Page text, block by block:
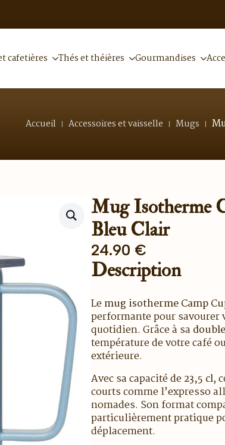
cafetières Thés et théières Gourmandises
Accueil Accessoires et vaisselle Mugs
Mug Isotherme
Bleu Clair
24.90 €
Description
Lemug isotherme Camp
performante pour savourer
quotidien. Grâce à sa
température de votre café
extérieure.
Avec sa capacité de23,5 cl,
courts comme l’expresso
nomades. Son format
particulièrement pratique
déplacement.